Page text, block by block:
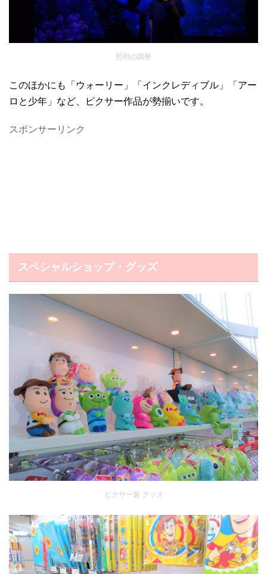
照明の調整
このほかにも「ウォーリー」「インクレディブル」「アー
ロと少年」など、ピクサー作品が勢揃いです。
スポンサーリンク
スペシャルショップ・グッズ
ピクサー展 グッズ